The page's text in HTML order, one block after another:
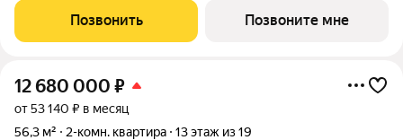
Собственный детский сад, школа, дворы-парки с сенсорными
игровыми и
Позвонить Позвоните мне
12 680 000 ₽
от 53 140 ₽ в месяц
56,3 м²
2-комн. квартира 13 этаж из 19